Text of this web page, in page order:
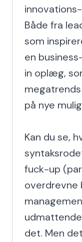
Både fra
som
en
in oplæg,
på nye
Kan du se,
fuck-up
det. Men